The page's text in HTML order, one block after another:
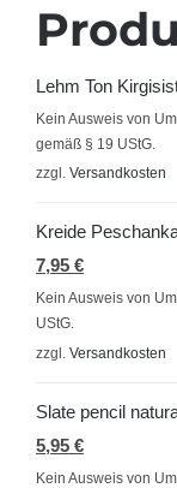
Lehm Ton
Kein Ausweis von
gemäß § 19 UStG.
zzgl. Versandkosten
Kreide
7,95 €Aktueller
Preis
7,95 €.
Kein Ausweis von
UStG.
zzgl. Versandkosten
Slate pencil
5,95 €Aktueller
Preis
Kein Ausweis von